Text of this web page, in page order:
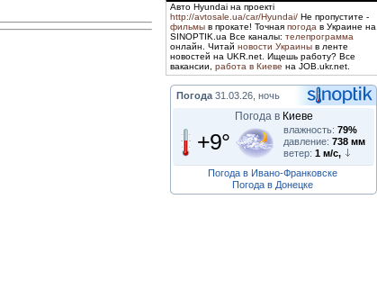
Авто Hyundai на проекті
http://avtosale.ua/car/Hyundai/ Не пропустите -
фильмы в прокате! Точная погода в Украине на
SINOPTIK.ua Все каналы: телепрограмма
онлайн. Читай новости Украины в ленте
новостей на UKR.net. Ищешь работу? Все
вакансии, работа в Киеве на JOB.ukr.net.
Погода 31.03.26, ночь
Погода в Киеве
+9° влажность: 79%
давление: 738 мм
ветер: 1 м/с,
Погода в Ивано-Франковске
Погода в Донецке